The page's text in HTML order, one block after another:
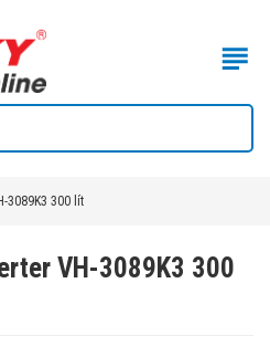
3089K3 300 lít
VH-3089K3 300